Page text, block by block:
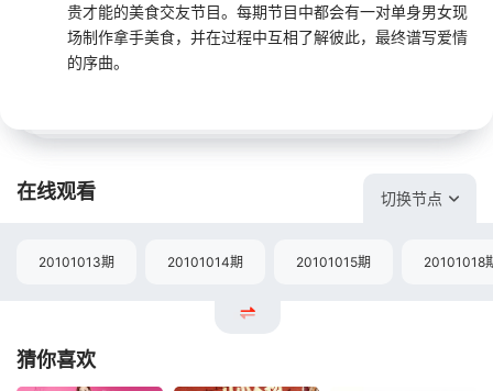
贵才能的美食交友节目。每期节目中都会有一对单身男女现
场制作拿手美食，并在过程中互相了解彼此，最终谱写爱情
的序曲。
在线观看 切换节点
20101013期 20101014期 20101015期 20101018
猜你喜欢